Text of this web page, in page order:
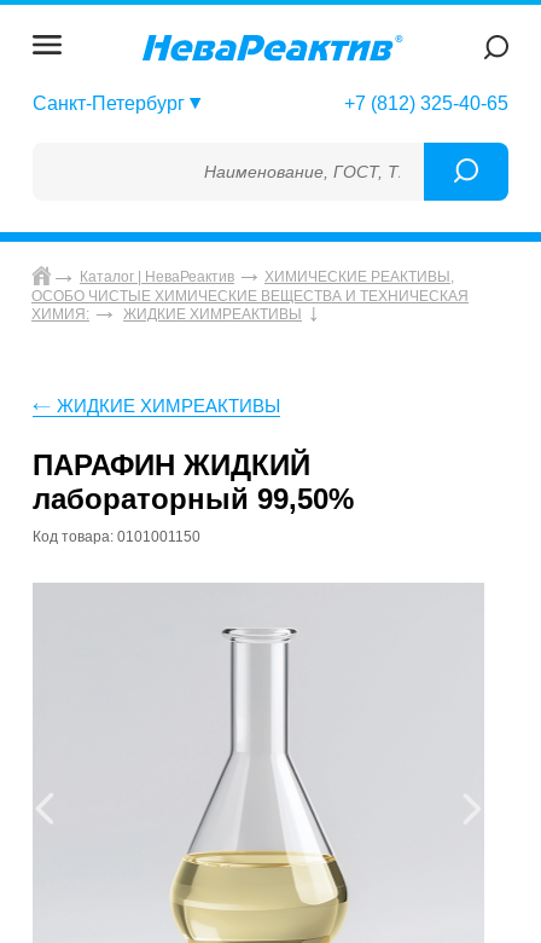
Санкт-Петербург +7 (812) 325-40-65
Наименование, ГОСТ, ТУ, ГСО, МСО, ОСО,
Каталог | НеваРеактив
ХИМИЧЕСКИЕ РЕАКТИВЫ,
ОСОБО ЧИСТЫЕ ХИМИЧЕСКИЕ ВЕЩЕСТВА И ТЕХНИЧЕСКАЯ
ХИМИЯ:
ЖИДКИЕ ХИМРЕАКТИВЫ
ЖИДКИЕ ХИМРЕАКТИВЫ
ПАРАФИН ЖИДКИЙ
лабораторный 99,50%
Код товара: 0101001150